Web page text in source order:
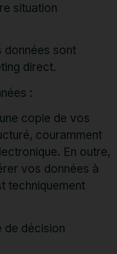
situation
données sont
direct.
:
copie de vos
couramment
En outre,
vos données à
techniquement
de décision